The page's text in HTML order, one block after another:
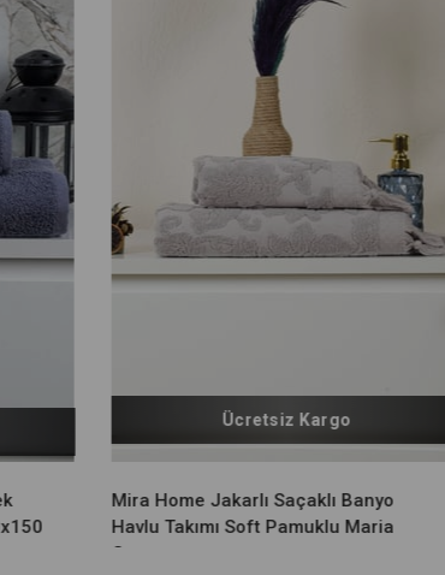
%10İndirim
Mira Home Jakarlı Saçaklı Banyo
Havlu Takımı Soft Pamuklu Maria
Grace
Ücretsiz Kargo